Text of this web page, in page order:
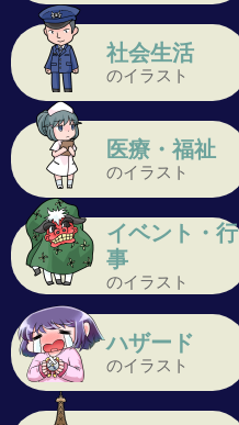
社会生活
のイラスト
医療・福祉
のイラスト
イベント・行
事
のイラスト
ハザード
のイラスト